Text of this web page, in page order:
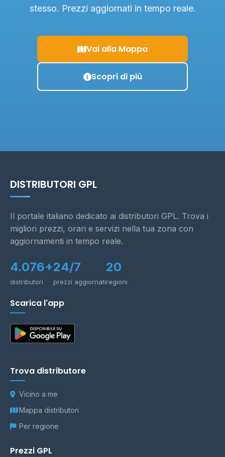
stesso. Prezzi aggiornati in tempo reale.
Vai alla Mappa
Scopri di più
DISTRIBUTORI GPL
Il portale italiano dedicato ai distributori GPL. Trova i
migliori prezzi, orari e servizi nella tua zona con
aggiornamenti in tempo reale.
4.076+
distributori
24/7
prezzi aggiornati
20
regioni
Scarica l'app
Trova distributore
Vicino a me
Mappa distributori
Per regione
Prezzi GPL